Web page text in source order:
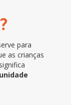
para
as crianças